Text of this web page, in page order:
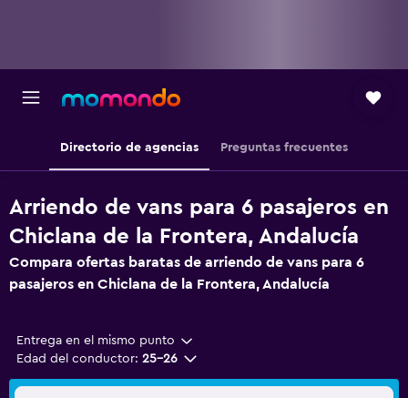
Directorio de agencias Preguntas frecuentes
Arriendo de vans para 6 pasajeros en
Chiclana de la Frontera, Andalucía
Compara ofertas baratas de arriendo de vans para 6
pasajeros en Chiclana de la Frontera, Andalucía
Entrega en el mismo punto
Edad del conductor: 25-26